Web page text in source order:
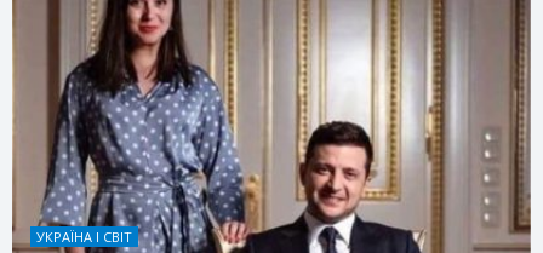
УКРАЇНА І СВІТ